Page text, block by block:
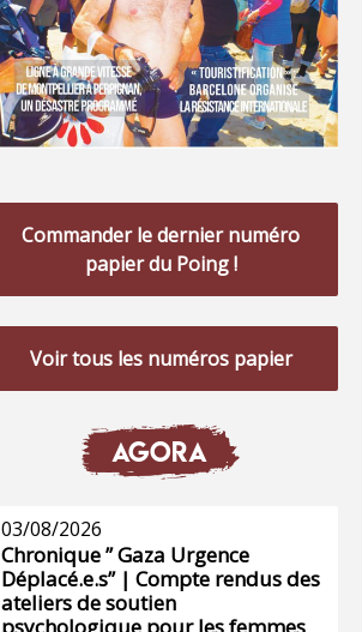
Commander le dernier numéro
papier du Poing !
Voir tous les numéros papier
AGORA
03/08/2026
Chronique ” Gaza Urgence
Déplacé.e.s” | Compte rendus des
ateliers de soutien